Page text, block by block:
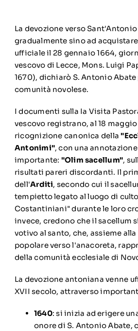
La devozione verso
gradualmente sino ad
ufficiale il 28 gennaio 1664,
vescovo di Lecce, Mons. Luigi
1670), dichiarò S. Antonio
comunità novolese.
I documenti sulla Ia Visita
vescovo registrano, al 18 maggio
ricognizione canonica della
Antonimi", con una
importante: "Olim sacellum",
risultati pareri discordanti. Il
dell'Arditi, secondo cui il
tempietto legato al luogo di
Costantiniani" durante le loro
invece, credono che il sacellum
votivo al santo, che, assieme
popolare verso l'anacoreta,
della comunità ecclesiale di
La devozione antoniana venne
XVII secolo, attraverso
1640: si inizia ad erigere
onore di S. Antonio Abate,